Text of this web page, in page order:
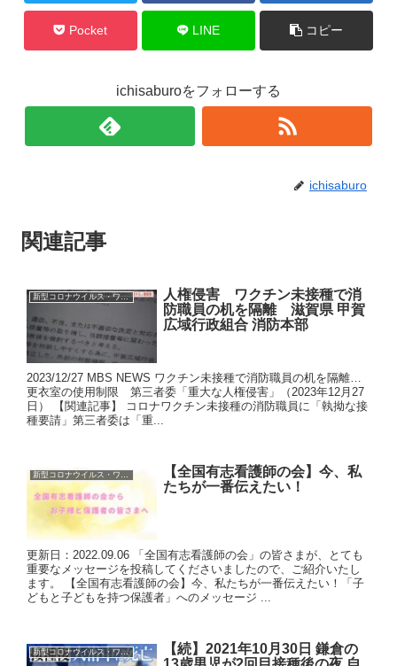
Pocket LINE コピー
ichisaburoをフォローする
ichisaburo
関連記事
新型コロナウイルス・ワクチン
人権侵害 ワクチン未接種で消
防職員の机を隔離 滋賀県 甲賀
広域行政組合 消防本部
2023/12/27 MBS NEWS ワクチン未接種で消防職員の机を隔離…
更衣室の使用制限 第三者委「重大な人権侵害」（2023年12月27
日） 【関連記事】 コロナワクチン未接種の消防職員に「執拗な接
種要請」第三者委は「重...
【全国有志看護師の会】今、私
たちが一番伝えたい！
更新日：2022.09.06 「全国有志看護師の会」の皆さまが、とても
重要なメッセージを投稿してくださいましたので、ご紹介いたし
ます。 【全国有志看護師の会】今、私たちが一番伝えたい！「子
どもと子どもを持つ保護者」へのメッセージ ...
新型コロナウイルス・ワクチン
【続】2021年10月30日 鎌倉の